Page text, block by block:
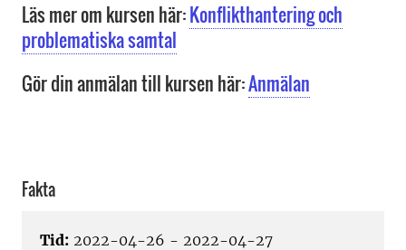
Läs mer om kursen här:Konflikthantering och
problematiska samtal
Gör din anmälan till kursen här:Anmälan
Fakta
Tid: 2022-04-26 - 2022-04-27